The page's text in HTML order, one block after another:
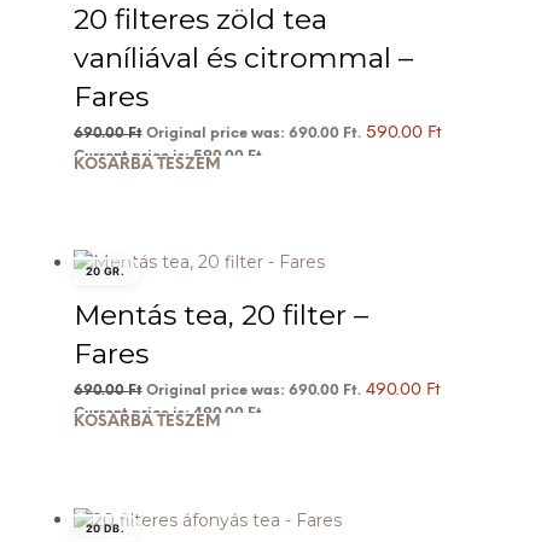
20 filteres zöld tea
vaníliával és citrommal –
Fares
690.00Ft Original price was: 690.00 Ft. 590.00 Ft
Current price is: 590.00 Ft.
KOSÁRBA TESZEM
20 GR.
Mentás tea, 20 filter –
Fares
690.00Ft Original price was: 690.00 Ft. 490.00 Ft
Current price is: 490.00 Ft.
KOSÁRBA TESZEM
20 DB.